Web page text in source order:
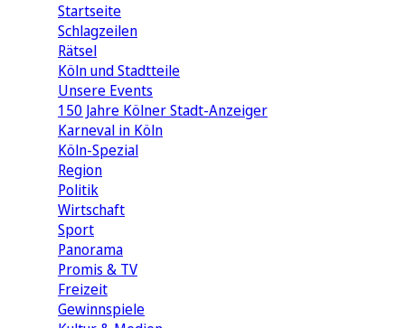
Startseite
Schlagzeilen
Rätsel
Köln und Stadtteile
Unsere Events
150 Jahre Kölner Stadt-Anzeiger
Karneval in Köln
Köln-Spezial
Region
Politik
Wirtschaft
Sport
Panorama
Promis & TV
Freizeit
Gewinnspiele